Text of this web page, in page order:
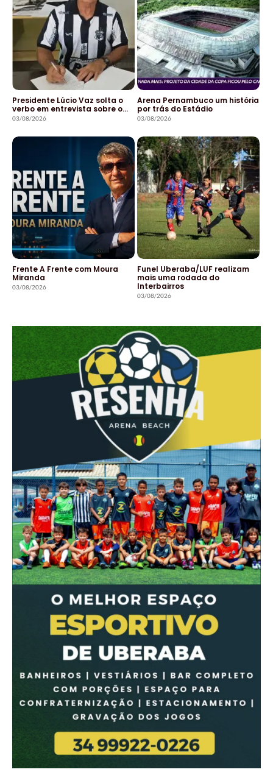
Presidente Lúcio Vaz solta o
verbo em entrevista sobre o…
03/08/2026
Arena Pernambuco um história
por trás do Estádio
03/08/2026
Frente A Frente com Moura
Miranda
03/08/2026
Funel Uberaba/LUF realizam
mais uma rodada do
Interbairros
03/08/2026